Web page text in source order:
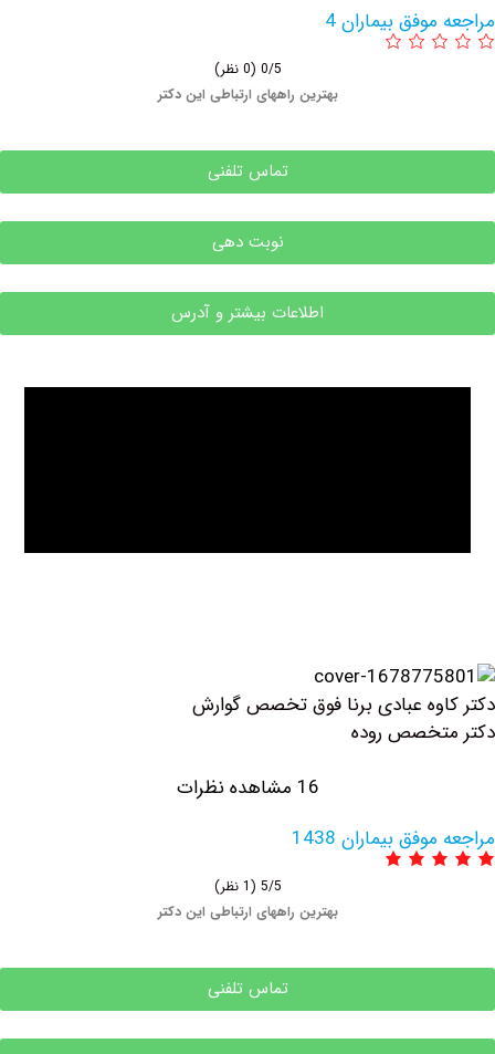
بیماران 4
بهترین راههای ارتباطی این دکتر
تماس تلفنی
نوبت دهی
اطلاعات بیشتر و آدرس
عبادی برنا فوق تخصص گوارش
روده
بیماران 1438
بهترین راههای ارتباطی این دکتر
تماس تلفنی